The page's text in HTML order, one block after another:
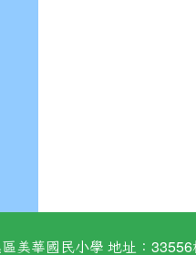
美華國民小學 地址：